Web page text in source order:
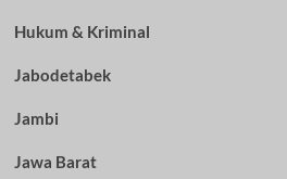
Hukum & Kriminal
Jabodetabek
Jambi
Jawa Barat